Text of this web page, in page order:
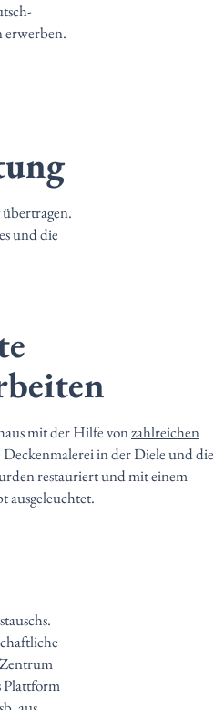
erwerben.
und die
mit der Hilfe vonzahlreichen
in der Diele und die
restauriert und mit einem
ausgeleuchtet.
Plattform